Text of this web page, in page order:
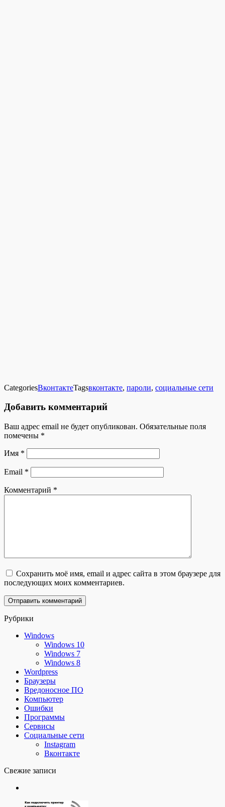
CategoriesВконтактеTagsвконтакте, пароли, социальные сети
Добавить комментарий
Ваш адрес email не будет опубликован. Обязательные поля
помечены *
Имя *
Email *
Комментарий *
Сохранить моё имя, email и адрес сайта в этом браузере для
последующих моих комментариев.
Рубрики
Windows
Windows 10
Windows 7
Windows 8
Wordpress
Браузеры
Вредоносное ПО
Компьютер
Ошибки
Программы
Сервисы
Социальные сети
Instagram
Вконтакте
Свежие записи